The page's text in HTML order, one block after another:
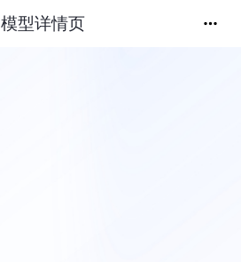
模型详情页